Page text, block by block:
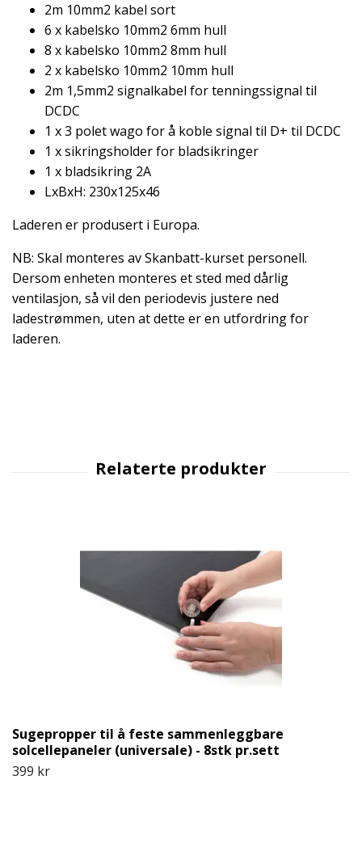
2m 10mm2 kabel sort
6 x kabelsko 10mm2 6mm hull
8 x kabelsko 10mm2 8mm hull
2 x kabelsko 10mm2 10mm hull
2m 1,5mm2 signalkabel for tenningssignal til
DCDC
1 x 3 polet wago for å koble signal til D+ til DCDC
1 x sikringsholder for bladsikringer
1 x bladsikring 2A
LxBxH: 230x125x46
Laderen er produsert i Europa.
NB: Skal monteres av Skanbatt-kurset personell.
Dersom enheten monteres et sted med dårlig
ventilasjon, så vil den periodevis justere ned
ladestrømmen, uten at dette er en utfordring for
laderen.
Sugepropper til å feste sammenleggbare
solcellepaneler (universale) - 8stk pr.sett
399 kr